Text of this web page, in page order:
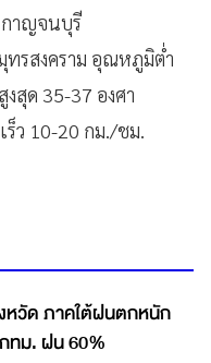
กาญจนบุรี
ทรสงคราม อุณหภูมิต่ำ
สุด 35-37 องศา
ร็ว 10-20 กม./ชม.
หวัด ภาคใต้ฝนตกหนัก
ทม. ฝน 60%